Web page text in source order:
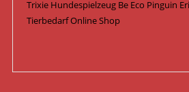
Trixie Hundespielzeug Be Eco Pinguin
Tierbedarf Online Shop